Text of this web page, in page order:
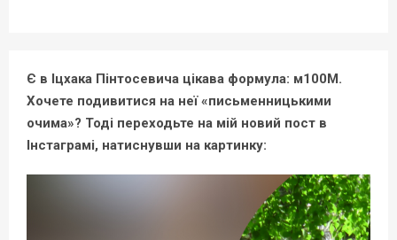
Є в Іцхака Пінтосевича цікава формула: м100М.
Хочете подивитися на неї «письменницькими
очима»? Тоді переходьте на мій новий пост в
Інстаграмі, натиснувши на картинку: